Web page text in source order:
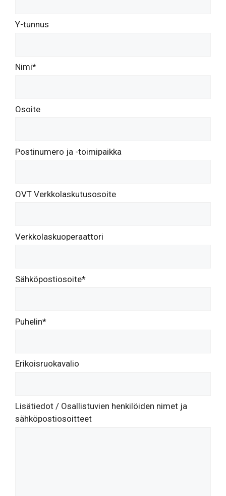
Y-tunnus
Nimi*
Osoite
Postinumero ja -toimipaikka
OVT Verkkolaskutusosoite
Verkkolaskuoperaattori
Sähköpostiosoite*
Puhelin*
Erikoisruokavalio
Lisätiedot / Osallistuvien henkilöiden nimet ja
sähköpostiosoitteet